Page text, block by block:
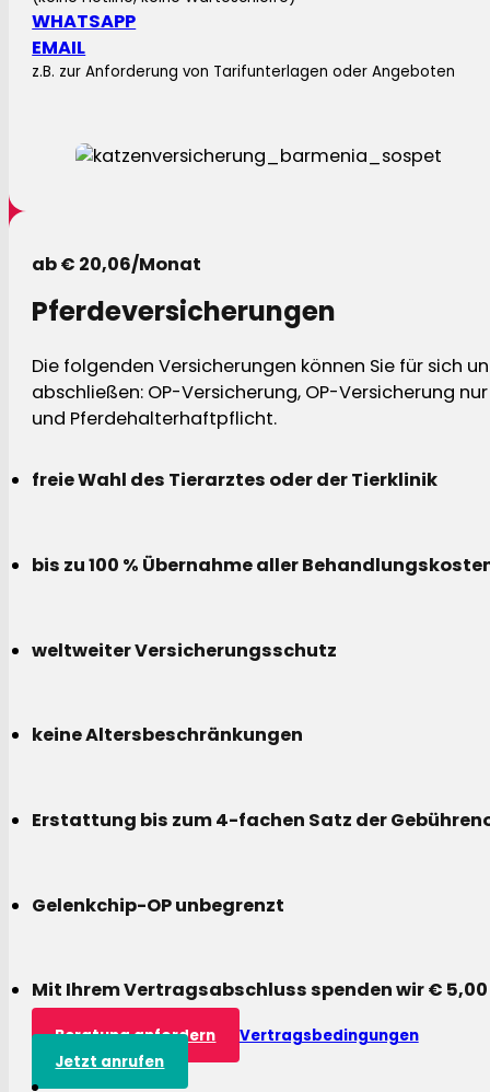
WHATSAPP
EMAIL
z.B. zur Anforderung von Tarifunterlagen oder Angeboten
ab € 20,06/Monat
Pferdeversicherungen
Die folgenden Versicherungen können Sie für sich
abschließen: OP-Versicherung, OP-Versicherung
und Pferdehalterhaftpflicht.
freie Wahl des Tierarztes oder der Tierklinik
bis zu 100 % Übernahme aller
weltweiter Versicherungsschutz
keine Altersbeschränkungen
Erstattung bis zum 4-fachen Satz der
Gelenkchip-OP unbegrenzt
Mit Ihrem Vertragsabschluss spenden wir €
Beratung anfordern
Vertragsbedingungen
Jetzt anrufen